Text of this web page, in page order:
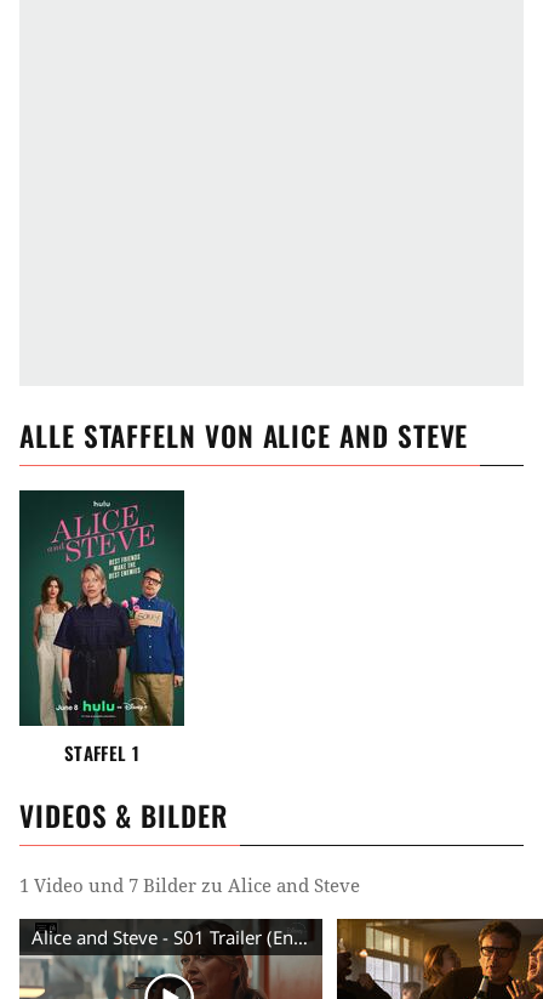
ALLE STAFFELN VON ALICE AND STEVE
STAFFEL 1
VIDEOS & BILDER
1 Video und 7 Bilder zu Alice and Steve
Alice and Steve - S01 Trailer (English) HD